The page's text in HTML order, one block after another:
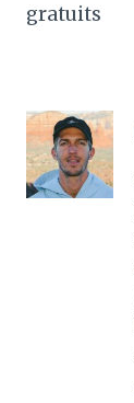
gratuits